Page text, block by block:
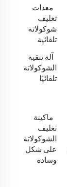
معدات
تغليف
شوكولاتة
تلقائية
آلة تنقية
الشوكولاتة
تلقائيًا
ماكينة
تغليف
الشوكولاتة
على شكل
وسادة